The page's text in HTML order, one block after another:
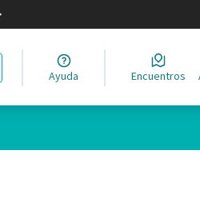
Elegir el idioma
Ayuda Encuentros